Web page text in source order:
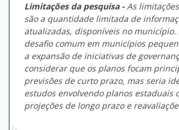
Limitações da pesquisa - As
são a quantidade limitada de
atualizadas, disponíveis no município.
desafio comum em municípios
a expansão de iniciativas de
considerar que os planos focam
previsões de curto prazo, mas seria
estudos envolvendo planos estaduais
projeções de longo prazo e